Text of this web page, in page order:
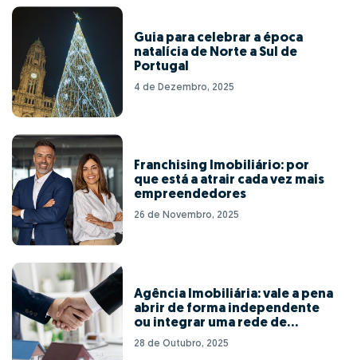
Guia para celebrar a época
natalícia de Norte a Sul de
Portugal
4 de Dezembro, 2025
Franchising Imobiliário: por
que está a atrair cada vez mais
empreendedores
26 de Novembro, 2025
Agência Imobiliária: vale a pena
abrir de forma independente
ou integrar uma rede de
franchising?
28 de Outubro, 2025